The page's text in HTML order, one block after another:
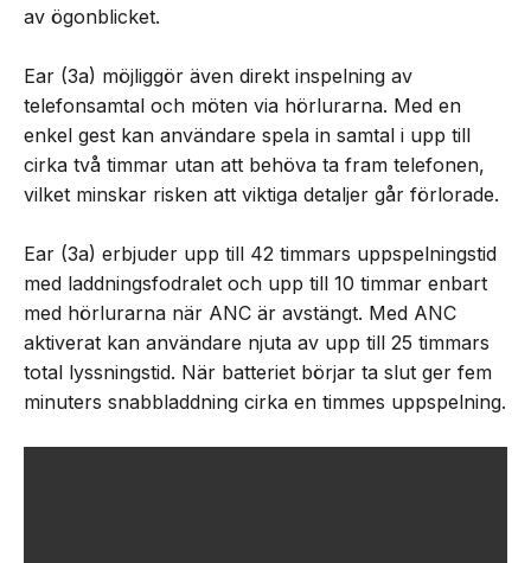
av ögonblicket.
Ear (3a) möjliggör även direkt inspelning av
telefonsamtal och möten via hörlurarna. Med en
enkel gest kan användare spela in samtal i upp till
cirka två timmar utan att behöva ta fram telefonen,
vilket minskar risken att viktiga detaljer går förlorade.
Ear (3a) erbjuder upp till 42 timmars uppspelningstid
med laddningsfodralet och upp till 10 timmar enbart
med hörlurarna när ANC är avstängt. Med ANC
aktiverat kan användare njuta av upp till 25 timmars
total lyssningstid. När batteriet börjar ta slut ger fem
minuters snabbladdning cirka en timmes uppspelning.